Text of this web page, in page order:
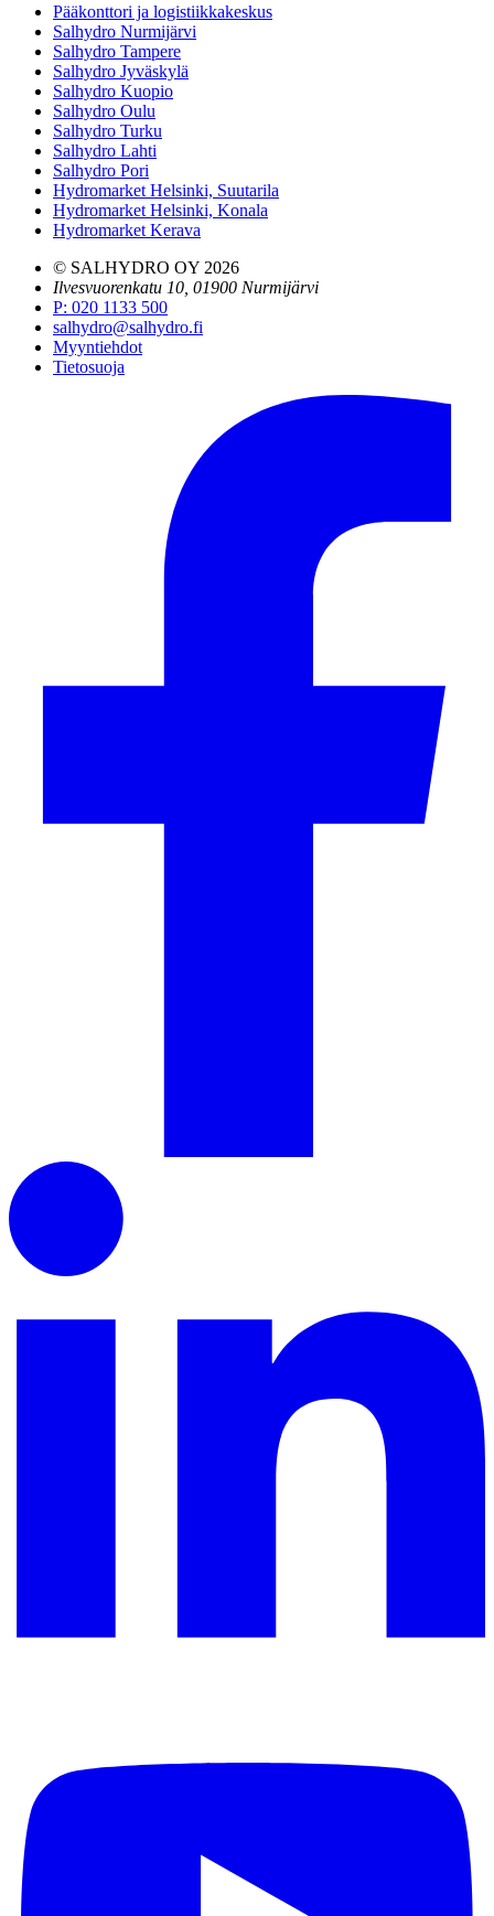
Pääkonttori ja logistiikkakeskus
Salhydro Nurmijärvi
Salhydro Tampere
Salhydro Jyväskylä
Salhydro Kuopio
Salhydro Oulu
Salhydro Turku
Salhydro Lahti
Salhydro Pori
Hydromarket Helsinki, Suutarila
Hydromarket Helsinki, Konala
Hydromarket Kerava
© SALHYDRO OY 2026
Ilvesvuorenkatu 10, 01900 Nurmijärvi
P: 020 1133 500
salhydro@salhydro.fi
Myyntiehdot
Tietosuoja